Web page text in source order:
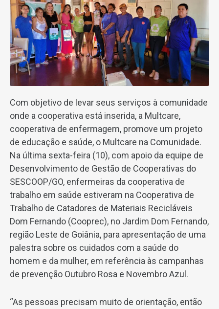
Com objetivo de levar seus serviços à comunidade
onde a cooperativa está inserida, a Multcare,
cooperativa de enfermagem, promove um projeto
de educação e saúde, o Multcare na Comunidade.
Na última sexta-feira (10), com apoio da equipe de
Desenvolvimento de Gestão de Cooperativas do
SESCOOP/GO, enfermeiras da cooperativa de
trabalho em saúde estiveram na Cooperativa de
Trabalho de Catadores de Materiais Recicláveis
Dom Fernando (Cooprec), no Jardim Dom Fernando,
região Leste de Goiânia, para apresentação de uma
palestra sobre os cuidados com a saúde do
homem e da mulher, em referência às campanhas
de prevenção Outubro Rosa e Novembro Azul.
“As pessoas precisam muito de orientação, então